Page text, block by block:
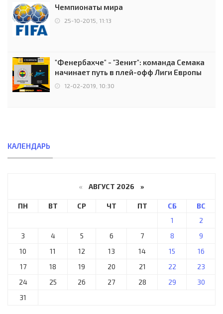
Чемпионаты мира
25-10-2015, 11:13
"Фенербахче" - "Зенит": команда Семака
начинает путь в плей-офф Лиги Европы
12-02-2019, 10:30
КАЛЕНДАРЬ
« АВГУСТ 2026 »
ПН ВТ СР ЧТ ПТ СБ
ВС
1
2
3
4 5 6 7 8
9
10
11 12 13 14 15
16
17
18 19 20 21 22
23
24
25 26 27 28 29
30
31